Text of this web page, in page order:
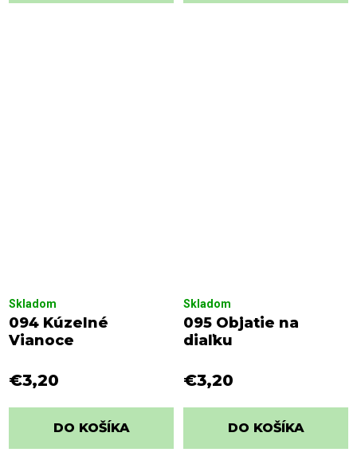
094 Kúzelné
Vianoce
Skladom
€3,20
DO KOŠÍKA
095 Objatie na
diaľku
Skladom
€3,20
DO KOŠÍKA